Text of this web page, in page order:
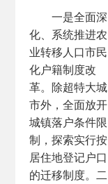
一是全面深
化、系统推进农
业转移人口市民
化户籍制度改
革。除超特大城
市外，全面放开
城镇落户条件限
制，探索实行按
居住地登记户口
的迁移制度。二